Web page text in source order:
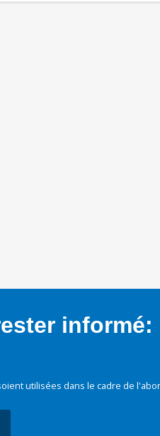
informé:
utilisées dans le cadre de